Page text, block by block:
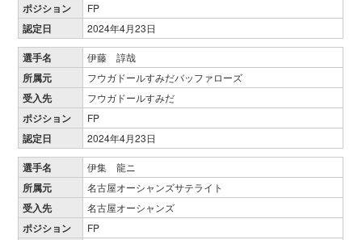
ポジション FP
認定日 2024年4月23日
選手名 伊藤 諄哉
所属元 フウガドールすみだバッファローズ
受入先 フウガドールすみだ
ポジション FP
認定日 2024年4月23日
選手名 伊集 龍ニ
所属元 名古屋オーシャンズサテライト
受入先 名古屋オーシャンズ
ポジション FP